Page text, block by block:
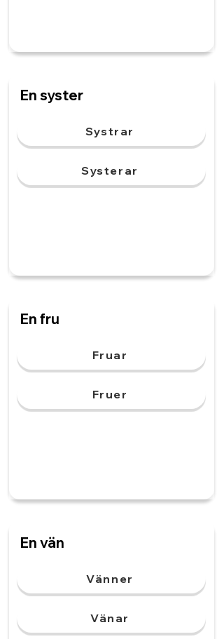
En syster
Systrar
Systerar
En fru
Fruar
Fruer
En vän
Vänner
Vänar